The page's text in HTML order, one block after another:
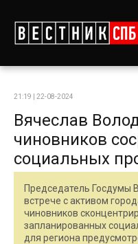
21:19 | 22-08-2024
Вячеслав
чиновников
социальных
Председатель Госдумы
встрече с активом
чиновников
запланированных
для региона